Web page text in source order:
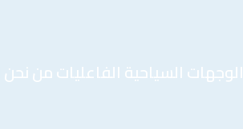
الوجهات السياحيةالفاعلياتمن نحن